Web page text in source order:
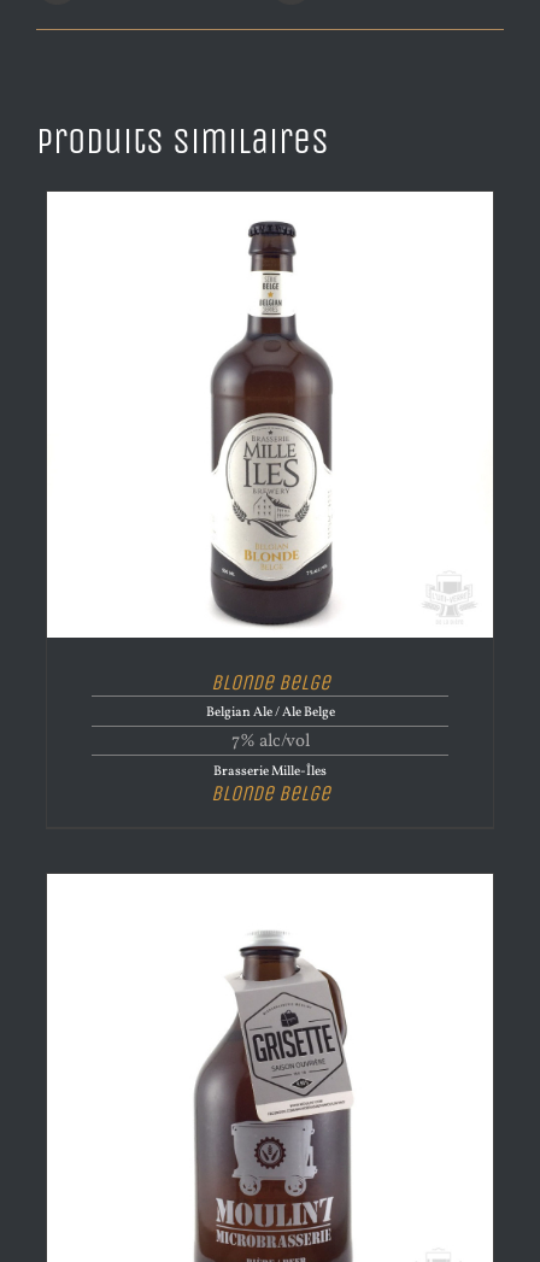
Produits similaires
Blonde Belge
Belgian Ale / Ale Belge
7% alc/vol
Brasserie Mille-Îles
Blonde Belge